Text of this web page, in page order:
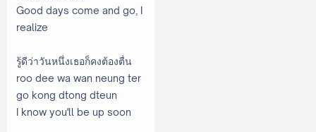
Good days come and go, I
realize
รู้ดีว่าวันหนึ่งเธอก็คงต้องตื่น
roo dee wa wan neung ter
go kong dtong dteun
I know you'll be up soon